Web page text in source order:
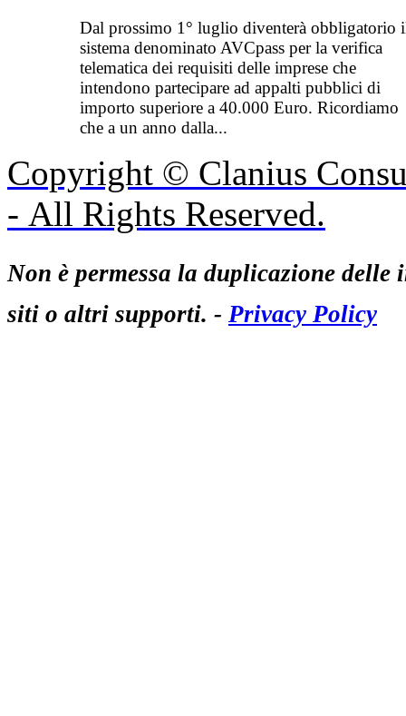
Dal prossimo 1° luglio diventerà obbligatorio
sistema denominato AVCpass per la verifica
telematica dei requisiti delle imprese che
intendono partecipare ad appalti pubblici di
importo superiore a 40.000 Euro. Ricordiamo
che a un anno dalla...
Copyright © Clanius
- All Rights Reserved.
Non è permessa la duplicazione
siti o altri supporti. - Privacy Policy